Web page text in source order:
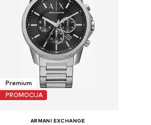
Premium
PROMOCIJA
ARMANI EXCHANGE